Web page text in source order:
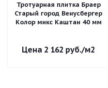
Тротуарная плитка Браер
Старый город Венусбергер
Колор микс Каштан 40 мм
2 162 руб./м2